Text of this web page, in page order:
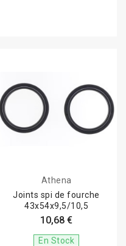
Athena
Joints spi de fourche
43x54x9,5/10,5
10,68 €
En Stock